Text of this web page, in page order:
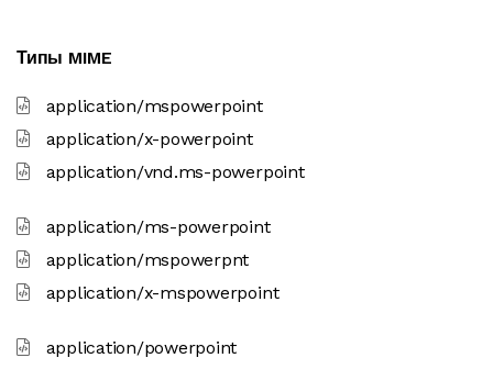
Типы MIME
application/mspowerpoint
application/x-powerpoint
application/vnd.ms-powerpoint
application/ms-powerpoint
application/mspowerpnt
application/x-mspowerpoint
application/powerpoint